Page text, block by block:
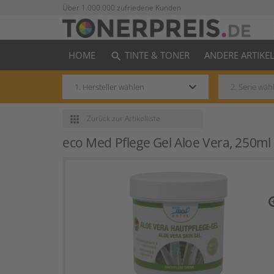
Über 1.000.000 zufriedene Kunden
HOME search TINTE & TONER ANDERE ARTIKEL
keyboard_arrow_down
Zurück zur Artikelliste
apps
eco Med Pflege Gel Aloe Vera, 250ml